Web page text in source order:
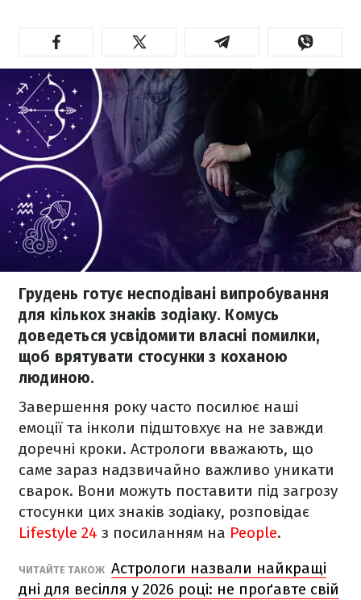
Грудень готує несподівані випробування
для кількох знаків зодіаку. Комусь
доведеться усвідомити власні помилки,
щоб врятувати стосунки з коханою
людиною.
Завершення року часто посилює наші
емоції та інколи підштовхує на не завжди
доречні кроки. Астрологи вважають, що
саме зараз надзвичайно важливо уникати
сварок. Вони можуть поставити під загрозу
стосунки цих знаків зодіаку, розповідає
Lifestyle 24 з посиланням на People.
ЧИТАЙТЕ ТАКОЖ Астрологи назвали найкращі
дні для весілля у 2026 році: не проґавте свій